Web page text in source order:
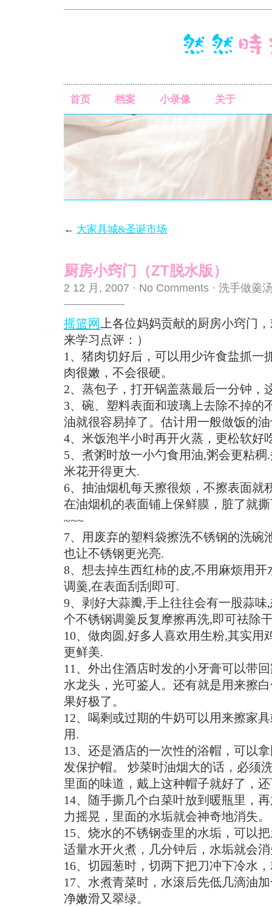
首页 档案 小录像 关于
← 大家具城&圣诞市场
厨房小窍门（ZT脱水版）
2 12 月, 2007 · No Comments · 洗手做羹
摇篮网 上各位妈妈贡献的厨房小窍门
来学习点评：）
1、猪肉切好后，可以用少许食盐抓一
肉很嫩，不会很硬。
2、蒸包子，打开锅盖蒸最后一分钟，
3、碗、塑料表面和玻璃上去除不掉的
油就很容易掉了。估计用一般做饭的
4、米饭泡半小时再开火蒸，更松软好
5、煮粥时放一小勺食用油,粥会更粘稠
米花开得更大.
6、抽油烟机每天擦很烦，不擦表面就
在油烟机的表面铺上保鲜膜，脏了就
~~~
7、用废弃的塑料袋擦洗不锈钢的洗碗
也让不锈钢更光亮.
8、想去掉生西红柿的皮,不用麻烦用开
调羹,在表面刮刮即可.
9、剥好大蒜瓣,手上往往会有一股蒜味
个不锈钢调羹反复摩擦再洗,即可祛除
10、做肉圆,好多人喜欢用生粉,其实用
更鲜美.
11、外出住酒店时发的小牙膏可以带
水龙头，光可鉴人。还有就是用来擦
果好极了。
12、喝剩或过期的牛奶可以用来擦家
用.
13、还是酒店的一次性的浴帽，可以
发保护帽。 炒菜时油烟大的话，必须
里面的味道，戴上这种帽子就好了，
14、随手撕几个白菜叶放到暖瓶里，
力摇晃，里面的水垢就会神奇地消失。
15、烧水的不锈钢壶里的水垢，可以
适量水开火煮，几分钟后，水垢就会
16、切园葱时，切两下把刀冲下冷水
17、水煮青菜时，水滚后先低几滴油
净嫩滑又翠绿。